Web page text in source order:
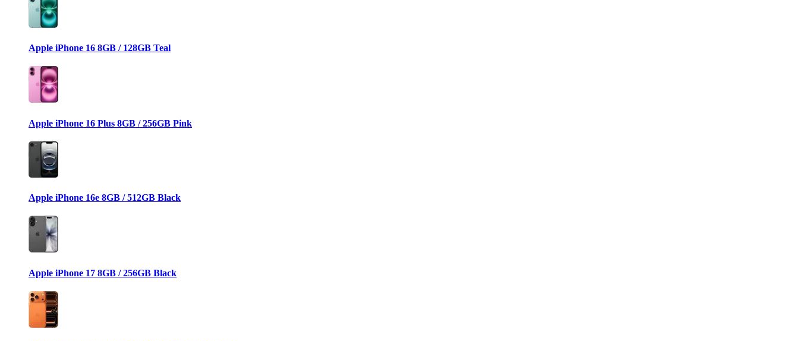
Apple iPhone 16 8GB / 128GB Teal
Apple iPhone 16 Plus 8GB / 256GB Pink
Apple iPhone 16e 8GB / 512GB Black
Apple iPhone 17 8GB / 256GB Black